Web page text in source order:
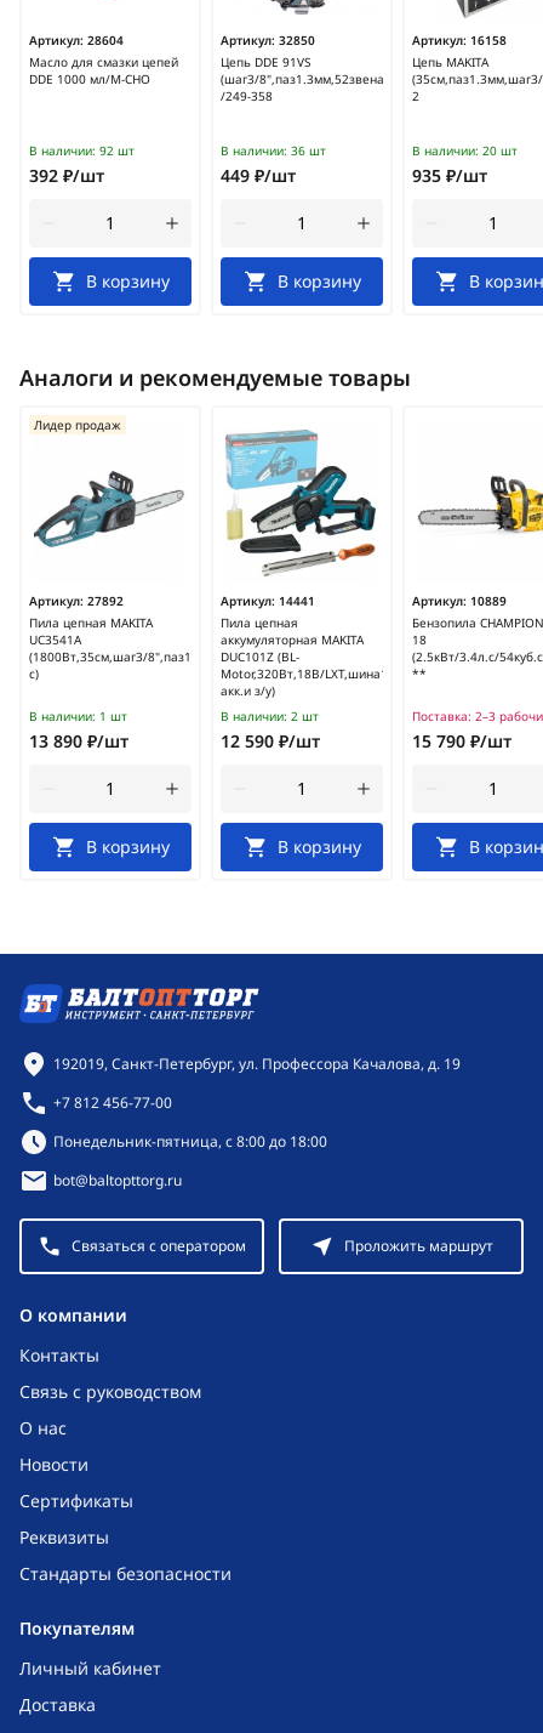
Артикул: 28604
Масло для смазки цепей
DDE 1000 мл/M-CHO
В наличии: 92 шт
392 ₽/шт
В корзину
Артикул: 32850
Цепь DDE 91VS
(шаг3/8",паз1.3мм,52звена)
/249-358
В наличии: 36 шт
449 ₽/шт
В корзину
Артикул: 16158
Цепь MAKITA
2
В наличии: 20 шт
935 ₽/шт
В
Аналоги и рекомендуемые товары
Артикул: 27892
Пила цепная MAKITA
UC3541A
(1800Вт,35см,шаг3/8",паз1.3мм,13.3м/
с)
Лидер продаж
В наличии: 1 шт
13 890 ₽/шт
В корзину
Артикул: 14441
Пила цепная
аккумуляторная MAKITA
DUC101Z (BL-
Motor,320Вт,18В/LXT,шина10см,без
акк.и з/у)
В наличии: 2 шт
12 590 ₽/шт
В корзину
Артикул: 10889
Бензопила
18
(2.5кВт/3.4л.с/
**
Поставка: 2–3
15 790 ₽/шт
В
O компании
Контакты
Связь с руководством
О нас
Новости
Сертификаты
Реквизиты
Стандарты безопасности
Покупателям
Личный кабинет
Доставка
Контактная информация
192019, Санкт-Петербург, ул. Профессора Качалова, д. 19
+7 812 456-77-00
Режим работы:
Понедельник-пятница, с 8:00 до 18:00
bot@baltopttorg.ru
Связаться с оператором Проложить маршрут